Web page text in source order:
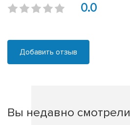
0.0
Добавить отзыв
Вы недавно смотрели